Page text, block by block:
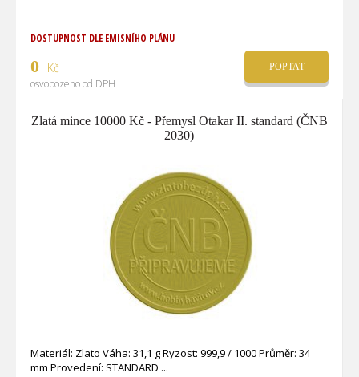
DOSTUPNOST DLE EMISNÍHO PLÁNU
0 Kč
osvobozeno od DPH
POPTAT
Zlatá mince 10000 Kč - Přemysl Otakar II. standard (ČNB
2030)
Materiál: Zlato Váha: 31,1 g Ryzost: 999,9 / 1000 Průměr: 34
mm Provedení: STANDARD